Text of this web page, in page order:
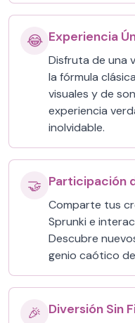
😂 Experiencia
Disfruta de una
la fórmula
visuales y de
experiencia
inolvidable.
🤝 Participación
Comparte tus
Sprunki e
Descubre
genio caótico
🎉 Diversión Sin